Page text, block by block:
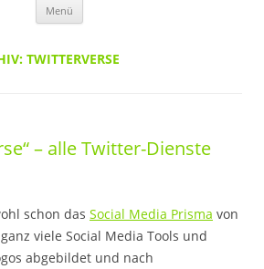
Menü
TWITTERVERSE
– alle Twitter-Dienste
schon das Social Media Prisma von
viele Social Media Tools und
abgebildet und nach